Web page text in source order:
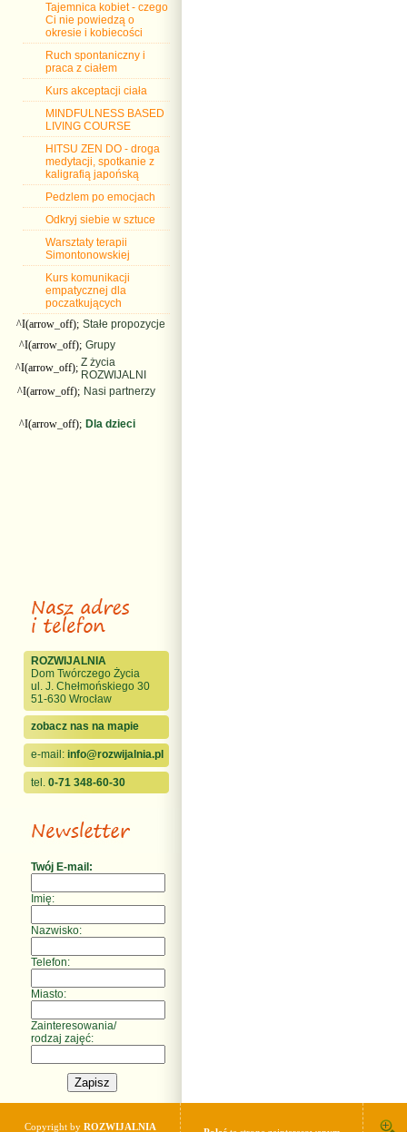
Tajemnica kobiet - czego
Ci nie powiedzą o
okresie i kobiecości
Ruch spontaniczny i
praca z ciałem
Kurs akceptacji ciała
MINDFULNESS BASED
LIVING COURSE
HITSU ZEN DO - droga
medytacji, spotkanie z
kaligrafią japońską
Pedzlem po emocjach
Odkryj siebie w sztuce
Warsztaty terapii
Simontonowskiej
Kurs komunikacji
empatycznej dla
poczatkujących
^I(arrow_off); Stałe propozycje
^I(arrow_off); Grupy
^I(arrow_off); Z życia
ROZWIJALNI
^I(arrow_off); Nasi partnerzy
^I(arrow_off); Dla dzieci
ROZWIJALNIA
Dom Twórczego Życia
ul. J. Chełmońskiego 30
51-630 Wrocław
zobacz nas na mapie
e-mail: info@rozwijalnia.pl
tel. 0-71 348-60-30
Twój E-mail:
Imię:
Nazwisko:
Telefon:
Miasto:
Zainteresowania/
rodzaj zajęć:
Copyright by ROZWIJALNIA